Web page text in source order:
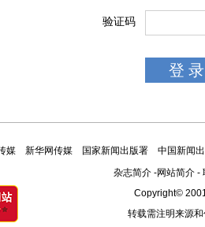
验证码
媒 新华网传媒 国家新闻出版署
中国新闻
杂志简介 -网站简介 -
Copyright©
转载需注明来源